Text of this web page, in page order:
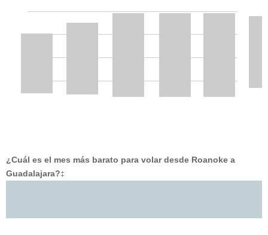
¿Cuál es el mes más barato para volar desde Roanoke a
Guadalajara?‡